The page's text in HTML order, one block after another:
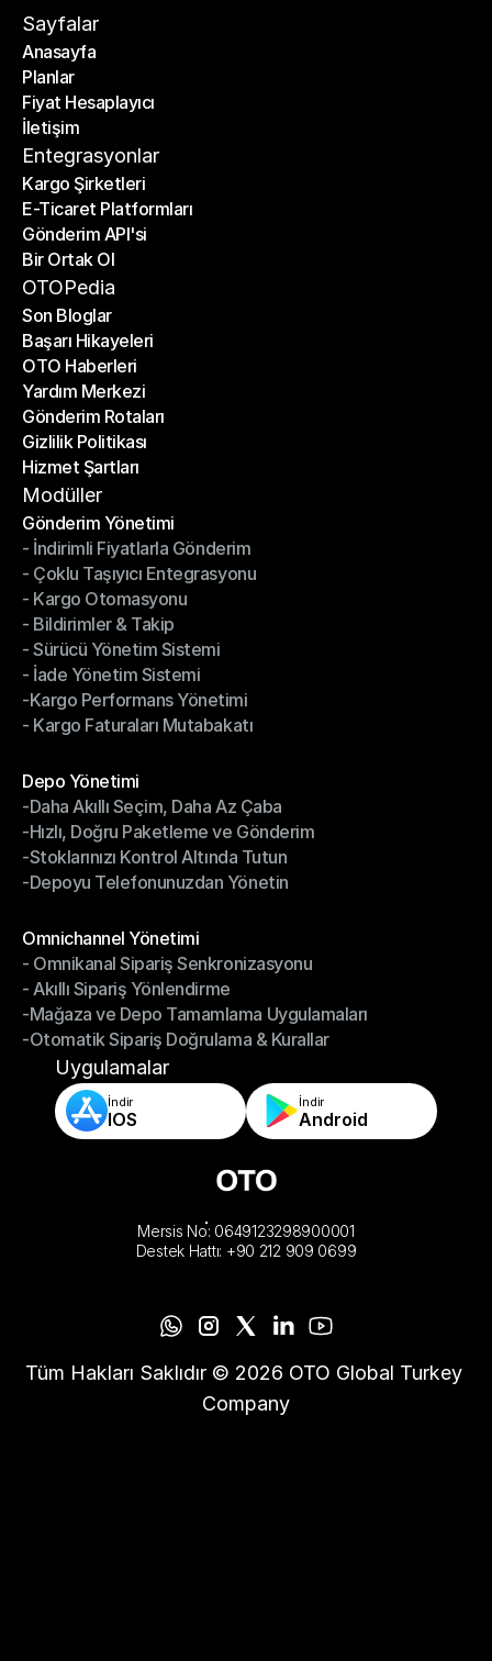
Sayfalar
Anasayfa
Anasayfa
Planlar
Planlar
Fiyat Hesaplayıcı
Fiyat Hesaplayıcı
İletişim
İletişim
Entegrasyonlar
Kargo Şirketleri
Kargo Şirketleri
E-Ticaret Platformları
E-Ticaret Platformları
Gönderim API'si
Gönderim API'si
Bir Ortak Ol
Bir Ortak Ol
OTOPedia
Son Bloglar
Son Bloglar
Başarı Hikayeleri
Başarı Hikayeleri
OTO Haberleri
OTO Haberleri
Yardım Merkezi
Yardım Merkezi
Gönderim Rotaları
Gönderim Rotaları
Gizlilik Politikası
Gizlilik Politikası
Hizmet Şartları
Hizmet Şartları
Modüller
Gönderim Yönetimi
Gönderim Yönetimi
- İndirimli Fiyatlarla Gönderim
- İndirimli Fiyatlarla Gönderim
- Çoklu Taşıyıcı Entegrasyonu
- Çoklu Taşıyıcı Entegrasyonu
- Kargo Otomasyonu
- Kargo Otomasyonu
- Bildirimler & Takip
- Bildirimler & Takip
- Sürücü Yönetim Sistemi
- Sürücü Yönetim Sistemi
- İade Yönetim Sistemi
- İade Yönetim Sistemi
-Kargo Performans Yönetimi
-Kargo Performans Yönetimi
- Kargo Faturaları Mutabakatı
Depo Yönetimi
Depo Yönetimi
-Daha Akıllı Seçim, Daha Az Çaba
-Daha Akıllı Seçim, Daha Az Çaba
-Hızlı, Doğru Paketleme ve Gönderim
-Hızlı, Doğru Paketleme ve Gönderim
-Stoklarınızı Kontrol Altında Tutun
-Stoklarınızı Kontrol Altında Tutun
-Depoyu Telefonunuzdan Yönetin
Omnichannel Yönetimi
Omnichannel Yönetimi
- Omnikanal Sipariş Senkronizasyonu
- Omnikanal Sipariş Senkronizasyonu
- Akıllı Sipariş Yönlendirme
- Akıllı Sipariş Yönlendirme
-Mağaza ve Depo Tamamlama Uygulamaları
-Mağaza ve Depo Tamamlama Uygulamaları
-Otomatik Sipariş Doğrulama & Kurallar
-Otomatik Sipariş Doğrulama & Kurallar
Uygulamalar
İndir
IOS
İndir
Android
Mersis No: 0649123298900001
Destek Hattı: +90 212 909 0699
Tüm Hakları Saklıdır © 2026 OTO Global Turkey
Company